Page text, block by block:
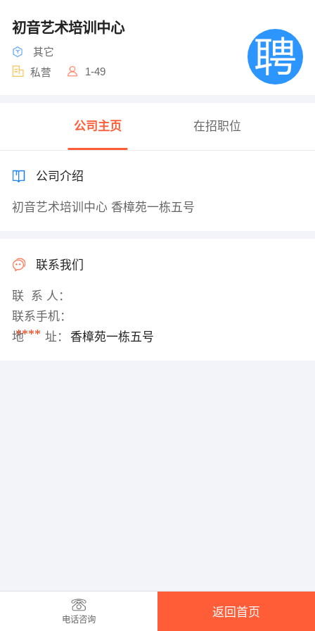
初音艺术培训中心
其它
私营
1-49
公司主页 在招职位
公司介绍
初音艺术培训中心 香樟苑一栋五号
联系我们
联 系 人：
联系手机：
****
地 址： 香樟苑一栋五号
电话咨询
返回首页